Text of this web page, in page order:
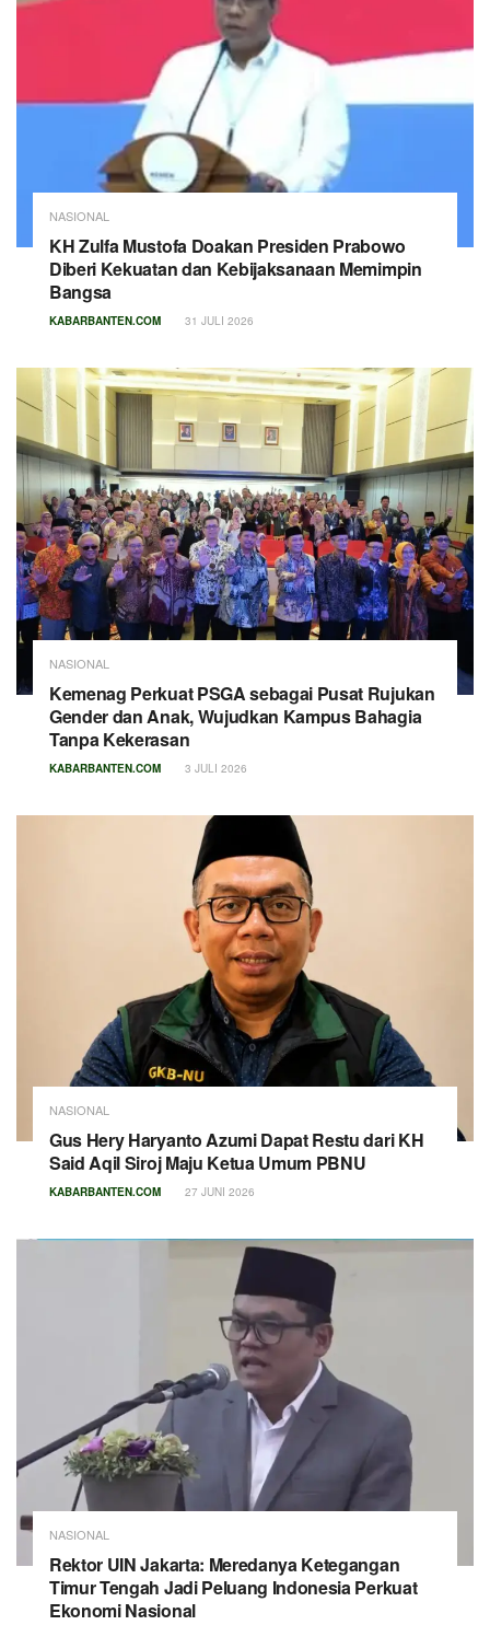
NASIONAL
KH Zulfa Mustofa Doakan Presiden Prabowo
Diberi Kekuatan dan Kebijaksanaan Memimpin
Bangsa
KABARBANTEN.COM 31 JULI 2026
NASIONAL
Kemenag Perkuat PSGA sebagai Pusat Rujukan
Gender dan Anak, Wujudkan Kampus Bahagia
Tanpa Kekerasan
KABARBANTEN.COM 3 JULI 2026
NASIONAL
Gus Hery Haryanto Azumi Dapat Restu dari KH
Said Aqil Siroj Maju Ketua Umum PBNU
KABARBANTEN.COM 27 JUNI 2026
NASIONAL
Rektor UIN Jakarta: Meredanya Ketegangan
Timur Tengah Jadi Peluang Indonesia Perkuat
Ekonomi Nasional